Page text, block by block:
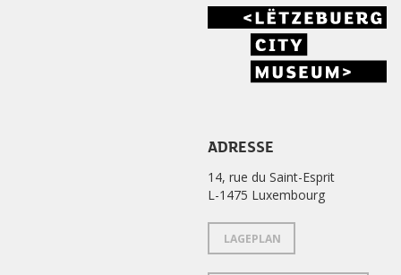
ADRESSE
14, rue du Saint-Esprit
L-1475 Luxembourg
LAGEPLAN